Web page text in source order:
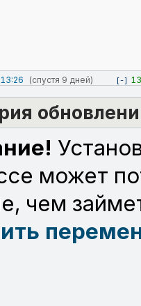
(спустя 9 дней) [-] 13
может
чем